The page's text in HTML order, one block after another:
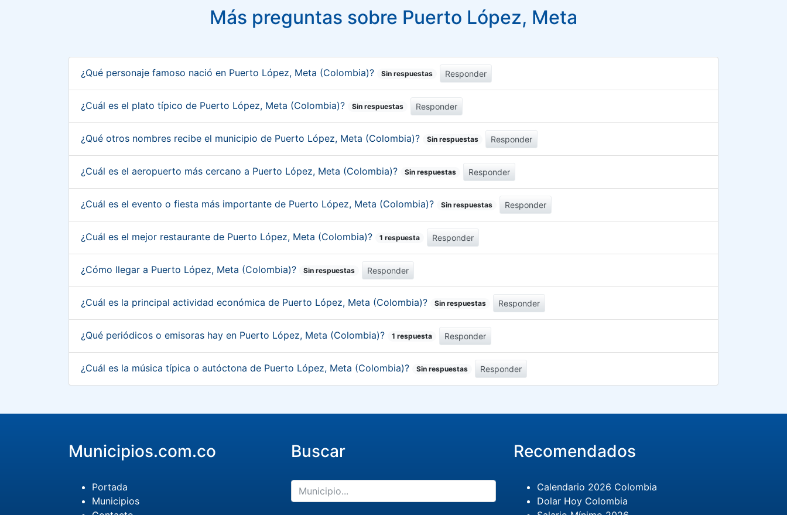
Más preguntas sobre Puerto López, Meta
¿Qué personaje famoso nació en Puerto López, Meta (Colombia)? Sin respuestas Responder
¿Cuál es el plato típico de Puerto López, Meta (Colombia)? Sin respuestas Responder
¿Qué otros nombres recibe el municipio de Puerto López, Meta (Colombia)? Sin respuestas Responder
¿Cuál es el aeropuerto más cercano a Puerto López, Meta (Colombia)? Sin respuestas Responder
¿Cuál es el evento o fiesta más importante de Puerto López, Meta (Colombia)? Sin respuestas Responder
¿Cuál es el mejor restaurante de Puerto López, Meta (Colombia)? 1 respuesta Responder
¿Cómo llegar a Puerto López, Meta (Colombia)? Sin respuestas Responder
¿Cuál es la principal actividad económica de Puerto López, Meta (Colombia)? Sin respuestas Responder
¿Qué periódicos o emisoras hay en Puerto López, Meta (Colombia)? 1 respuesta Responder
¿Cuál es la música típica o autóctona de Puerto López, Meta (Colombia)? Sin respuestas Responder
Municipios.com.co
Portada
Municipios
Buscar Recomendados
Calendario 2026 Colombia
Dolar Hoy Colombia